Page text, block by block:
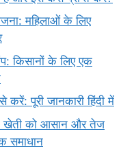
महिलाओं के लिए
किसानों के लिए एक
करें: पूरी जानकारी हिंदी में
खेती को आसान और तेज
समाधान